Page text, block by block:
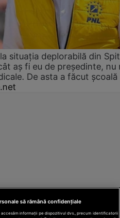
situația deplorabilă din
aș fi eu de președinte, nu
De asta a făcut școală
să rămână confidențiale
accesăm informații pe dispozitivul dvs., precum identificatorii